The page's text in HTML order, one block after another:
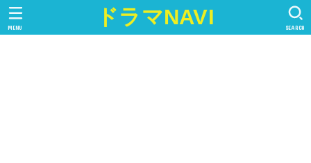
ドラマNAVI SEARCH
MENU